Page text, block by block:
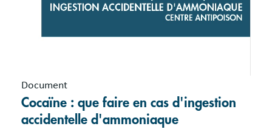
Document
Cocaïne : que faire en cas d'ingestion
accidentelle d'ammoniaque